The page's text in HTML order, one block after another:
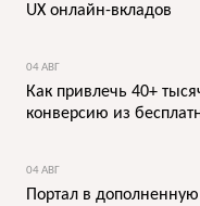
UX онлайн-вкладов
04 АВГ
Как привлечь 40+
конверсию из
04 АВГ
Портал в дополненную